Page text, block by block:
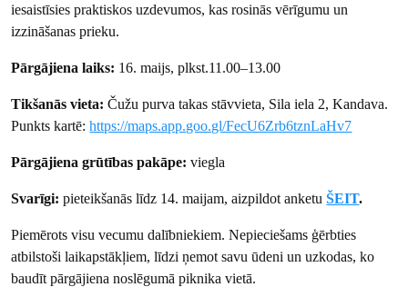
iesaistīsies praktiskos uzdevumos, kas rosinās vērīgumu un
izzināšanas prieku.
Pārgājiena laiks: 16. maijs, plkst.11.00–13.00
Tikšanās vieta: Čužu purva takas stāvvieta, Sila iela 2, Kandava.
Punkts kartē:https://maps.app.goo.gl/FecU6Zrb6tznLaHv7
Pārgājiena grūtības pakāpe:viegla
Svarīgi: pieteikšanās līdz 14. maijam, aizpildot anketuŠEIT.
Piemērots visu vecumu dalībniekiem. Nepieciešams ģērbties
atbilstoši laikapstākļiem, līdzi ņemot savu ūdeni un uzkodas, ko
baudīt pārgājiena noslēgumā piknika vietā.